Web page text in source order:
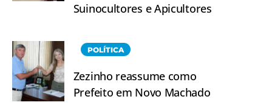
Suinocultores e Apicultores
POLÍTICA
Zezinho reassume como
Prefeito em Novo Machado